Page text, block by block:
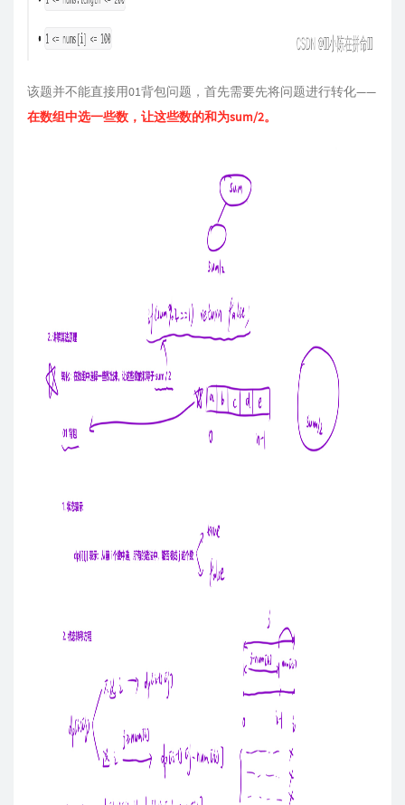
该题并不能直接用01背包问题，首先需要先将问题进行转化——
在数组中选一些数，让这些数的和为sum/2。